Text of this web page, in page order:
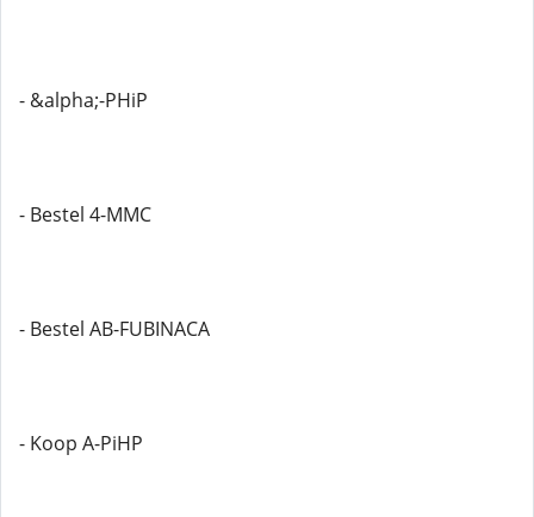
- &alpha;-PHiP
- Bestel 4-MMC
- Bestel AB-FUBINACA
- Koop A-PiHP